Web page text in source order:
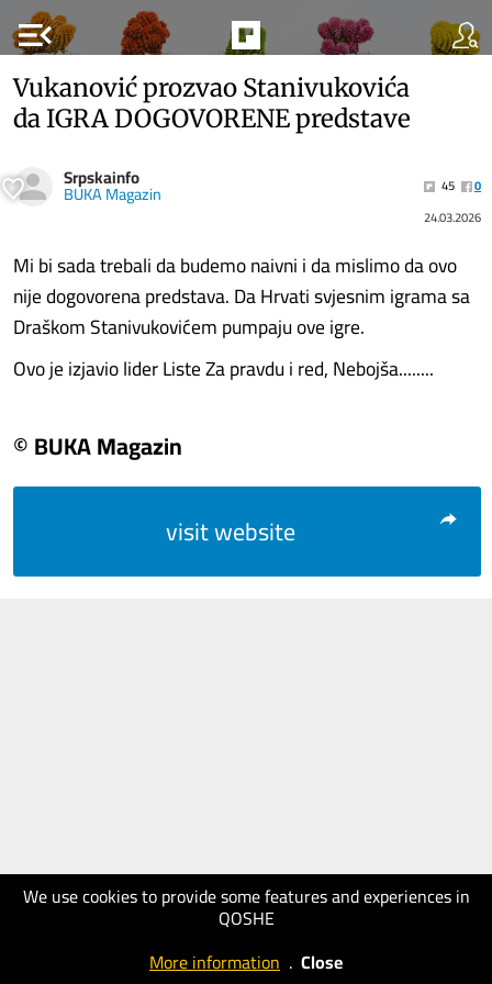
menu_open
We use cookies to provide some features and experiences in
QOSHE
More information . Close
Vukanović prozvao Stanivukovića
da IGRA DOGOVORENE predstave
Srpskainfo
BUKA Magazin 45
0
24.03.2026
Mi bi sada trebali da budemo naivni i da mislimo da ovo
nije dogovorena predstava. Da Hrvati svjesnim igrama sa
Draškom Stanivukovićem pumpaju ove igre.
Ovo je izjavio lider Liste Za pravdu i red, Nebojša........
© BUKA Magazin
visit website